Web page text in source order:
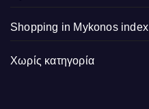
Shopping in Mykonos index
Χωρίς κατηγορία